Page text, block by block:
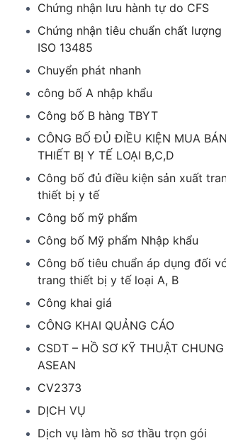
Chứng nhận lưu hành tự do CFS
Chứng nhận tiêu chuẩn chất lượng
ISO 13485
Chuyển phát nhanh
công bố A nhập khẩu
Công bố B hàng TBYT
CÔNG BỐ ĐỦ ĐIỀU KIỆN MUA BÁN
THIẾT BỊ Y TẾ LOẠI B,C,D
Công bố đủ điều kiện sản xuất
thiết bị y tế
Công bố mỹ phẩm
Công bố Mỹ phẩm Nhập khẩu
Công bố tiêu chuẩn áp dụng đối
trang thiết bị y tế loại A, B
Công khai giá
CÔNG KHAI QUẢNG CÁO
CSDT – HỒ SƠ KỸ THUẬT CHUNG
ASEAN
CV2373
DỊCH VỤ
Dịch vụ làm hồ sơ thầu trọn gói